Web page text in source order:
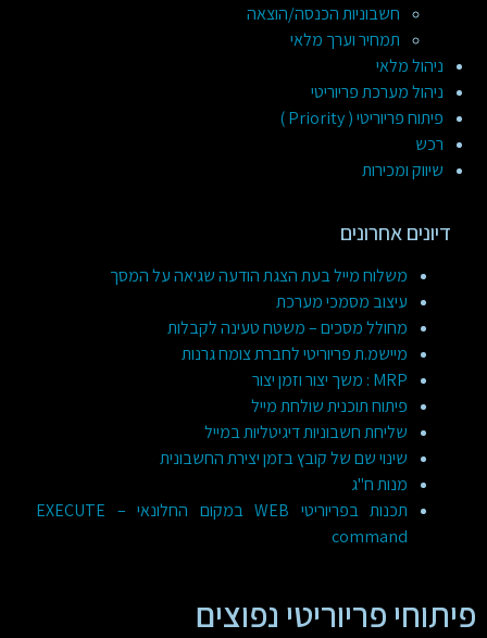
חשבוניות הכנסה/הוצאה
תמחיר וערך מלאי
ניהול מלאי
ניהול מערכת פריוריטי
פיתוח פריוריטי ( Priority )
רכש
שיווק ומכירות
דיונים אחרונים
משלוח מייל בעת הצגת הודעה שגיאה על המסך
עיצוב מסמכי מערכת
מחולל מסכים – משטח טעינה לקבלות
מיישמ.ת פריוריטי לחברת צומח גרנות
MRP : משך יצור וזמן יצור
פיתוח תוכנית שולחת מייל
שליחת חשבוניות דיגיטליות במייל
שינוי שם של קובץ בזמן יצירת החשבונית
מנות ח"ג
תכנות בפריוריטי WEB במקום החלונאי – EXECUTE
command
פיתוחי פריוריטי נפוצים